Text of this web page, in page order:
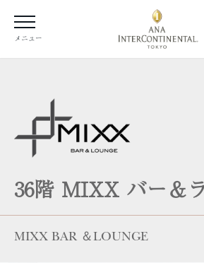
メニュー
36階 MIXX バー＆
MIXX BAR ＆LOUNGE